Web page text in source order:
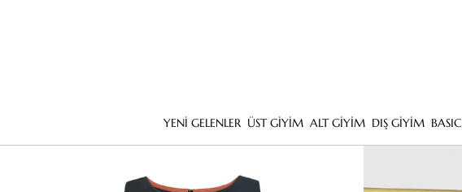
YENİ GELENLER ÜST GİYİM ALT GİYİM DIŞ GİYİM BASIC